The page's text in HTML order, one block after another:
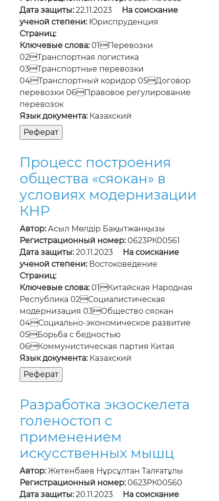
Дата защиты:22.11.2023
На соискание
ученой степени:Юриспруденция
Страниц:
Ключевые слова:01Перевозки
02Транспортная логистика
03Транспортные перевозки
04Транспортный коридор 05Договор
перевозки 06Правовое регулирование
перевозок
Язык документа:Казахский
Процесс построения
общества «сяокан» в
условиях модернизации
КНР
Автор:Асыл Мөлдір Бақытжанқызы
Регистрационный номер:0623РК00561
Дата защиты:20.11.2023
На соискание
ученой степени:Востоковедение
Страниц:
Ключевые слова:01Китайская Народная
Республика 02Социалистическая
модернизация 03Общество сяокан
04Социально-экономическое развитие
05Борьба с бедностью
06Коммунистическая партия Китая
Язык документа:Казахский
Разработка экзоскелета
голеностоп с
применением
искусственных мышц
Автор:Жетенбаев Нұрсұлтан Талғатұлы
Регистрационный номер:0623РК00560
Дата защиты:20.11.2023
На соискание